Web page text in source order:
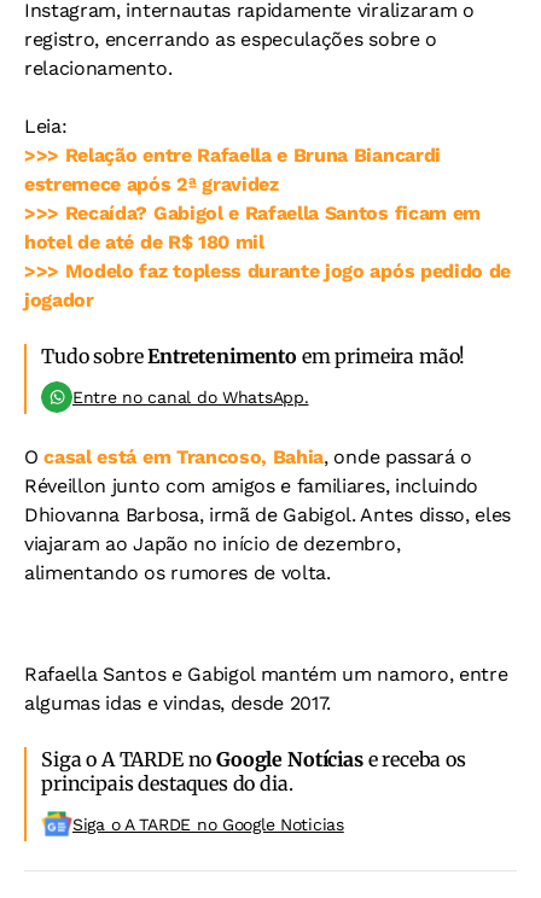
Instagram, internautas rapidamente viralizaram o
registro, encerrando as especulações sobre o
relacionamento.
Leia:
>>> Relação entre Rafaella e Bruna Biancardi
estremece após 2ª gravidez
>>> Recaída? Gabigol e Rafaella Santos ficam em
hotel de até de R$ 180 mil
>>> Modelo faz topless durante jogo após pedido de
jogador
Tudo sobreEntretenimento em primeira mão!
Entre no canal do WhatsApp.
Ocasal está em Trancoso, Bahia, onde passará o
Réveillon junto com amigos e familiares, incluindo
Dhiovanna Barbosa, irmã de Gabigol. Antes disso, eles
viajaram ao Japão no início de dezembro,
alimentando os rumores de volta.
Rafaella Santos e Gabigol mantém um namoro, entre
algumas idas e vindas, desde 2017.
Siga o A TARDE noGoogle Notíciase receba os
principais destaques do dia.
Siga o A TARDE no Google Noticias